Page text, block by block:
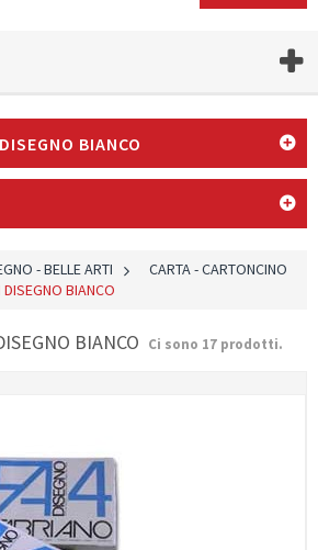
BIANCO
- BELLE ARTI >
CARTA - CARTONCINO
BIANCO
BIANCO Ci sono 17 prodotti.